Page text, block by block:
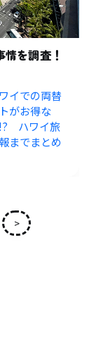
を調査！
イでの両替
がお得な
!? ハワイ旅
までまとめ
>